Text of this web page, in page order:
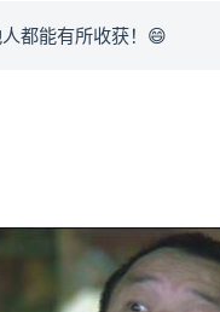
都能有所收获！😄